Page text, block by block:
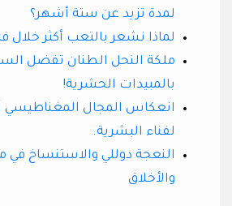
لمدة تزيد عن ستة أشهر؟
لماذا نشعر بالتعب أكثر خلال
ملكة النحل الطنان تفضل
بالمبيدات الحشرية!
انعكاس المجال المغناطيسي
لفناء البشرية.
النعجة دوللي والاستنساخ في
والأخلاق